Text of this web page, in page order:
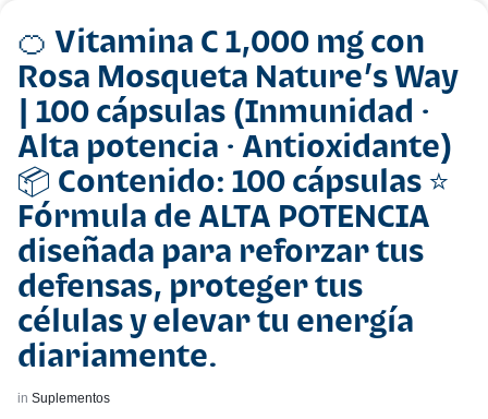
🍊 Vitamina C 1,000 mg con
Rosa Mosqueta Nature’s Way
| 100 cápsulas (Inmunidad ·
Alta potencia · Antioxidante)
📦 Contenido: 100 cápsulas ⭐
Fórmula de ALTA POTENCIA
diseñada para reforzar tus
defensas, proteger tus
células y elevar tu energía
diariamente.
in Suplementos